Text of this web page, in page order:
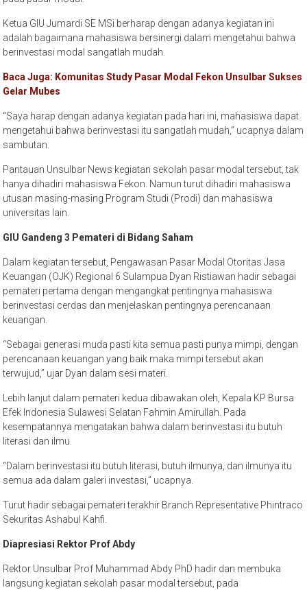
Ketua GIU Jumardi SE MSi berharap dengan adanya kegiatan ini
adalah bagaimana mahasiswa bersinergi dalam mengetahui bahwa
berinvestasi modal sangatlah mudah.
Baca Juga: Komunitas Study Pasar Modal Fekon Unsulbar Sukses
Gelar Mubes
“Saya harap dengan adanya kegiatan pada hari ini, mahasiswa dapat
mengetahui bahwa berinvestasi itu sangatlah mudah,” ucapnya dalam
sambutan.
Pantauan Unsulbar News kegiatan sekolah pasar modal tersebut, tak
hanya dihadiri mahasiswa Fekon. Namun turut dihadiri mahasiswa
utusan masing-masing Program Studi (Prodi) dan mahasiswa
universitas lain.
GIU Gandeng 3 Pemateri di Bidang Saham
Dalam kegiatan tersebut, Pengawasan Pasar Modal Otoritas Jasa
Keuangan (OJK) Regional 6 Sulampua Dyan Ristiawan hadir sebagai
pemateri pertama dengan mengangkat pentingnya mahasiswa
berinvestasi cerdas dan menjelaskan pentingnya perencanaan
keuangan.
“Sebagai generasi muda pasti kita semua pasti punya mimpi, dengan
perencanaan keuangan yang baik maka mimpi tersebut akan
terwujud,” ujar Dyan dalam sesi materi.
Lebih lanjut dalam pemateri kedua dibawakan oleh, Kepala KP Bursa
Efek Indonesia Sulawesi Selatan Fahmin Amirullah. Pada
kesempatannya mengatakan bahwa dalam berinvestasi itu butuh
literasi dan ilmu.
“Dalam berinvestasi itu butuh literasi, butuh ilmunya, dan ilmunya itu
semua ada dalam galeri investasi,” ucapnya.
Turut hadir sebagai pemateri terakhir Branch Representative Phintraco
Sekuritas Ashabul Kahfi.
Diapresiasi Rektor Prof Abdy
Rektor Unsulbar Prof Muhammad Abdy PhD hadir dan membuka
langsung kegiatan sekolah pasar modal tersebut, pada